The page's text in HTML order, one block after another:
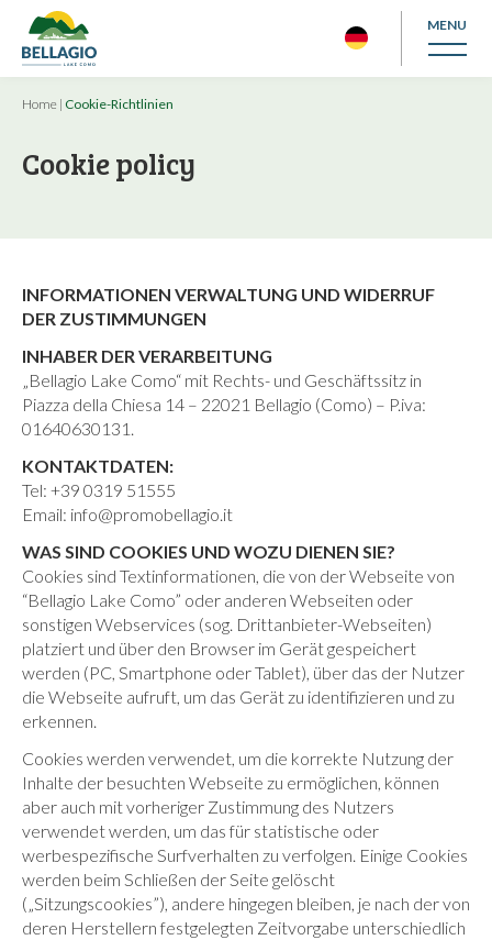
MENU
Home | Cookie-Richtlinien
Cookie policy
INFORMATIONEN VERWALTUNG UND WIDERRUF
DER ZUSTIMMUNGEN
INHABER DER VERARBEITUNG
„Bellagio Lake Como“ mit Rechts- und Geschäftssitz in
Piazza della Chiesa 14 – 22021 Bellagio (Como) – P.iva:
01640630131.
KONTAKTDATEN:
Tel: +39 0319 51555
Email: info@promobellagio.it
WAS SIND COOKIES UND WOZU DIENEN SIE?
Cookies sind Textinformationen, die von der Webseite von
“Bellagio Lake Como” oder anderen Webseiten oder
sonstigen Webservices (sog. Drittanbieter-Webseiten)
platziert und über den Browser im Gerät gespeichert
werden (PC, Smartphone oder Tablet), über das der Nutzer
die Webseite aufruft, um das Gerät zu identifizieren und zu
erkennen.
Cookies werden verwendet, um die korrekte Nutzung der
Inhalte der besuchten Webseite zu ermöglichen, können
aber auch mit vorheriger Zustimmung des Nutzers
verwendet werden, um das für statistische oder
werbespezifische Surfverhalten zu verfolgen. Einige Cookies
werden beim Schließen der Seite gelöscht
(„Sitzungscookies”), andere hingegen bleiben, je nach der von
deren Herstellern festgelegten Zeitvorgabe unterschiedlich